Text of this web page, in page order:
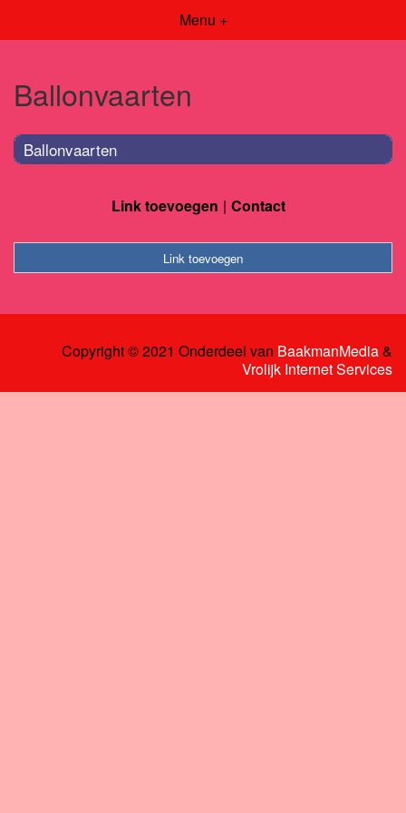
Menu +
Ballonvaarten
Ballonvaarten
Link toevoegen Contact
Link toevoegen
Copyright © 2021 Onderdeel van BaakmanMedia&
Vrolijk Internet Services